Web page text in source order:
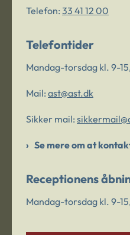
Telefon: 33 41 12 00
Telefontider
Mandag-torsdag kl. 9-
Mail: ast@ast.dk
Sikker mail:
Se mere om at
Receptionens
Mandag-torsdag kl. 9-